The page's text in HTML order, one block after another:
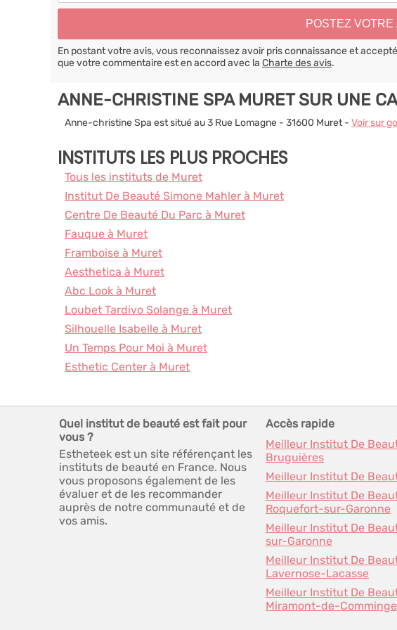
En postant votre avis, vous reconnaissez avoir pris connaissance et
que votre commentaire est en accord avec la Charte des avis.
ANNE-CHRISTINE SPA MURET SUR UNE
Anne-christine Spa est situé au 3 Rue Lomagne - 31600 Muret - Voir sur
INSTITUTS LES PLUS PROCHES
Tous les instituts de Muret
Institut De Beauté Simone Mahler à Muret
Centre De Beauté Du Parc à Muret
Fauque à Muret
Framboise à Muret
Aesthetica à Muret
Abc Look à Muret
Loubet Tardivo Solange à Muret
Silhouelle Isabelle à Muret
Un Temps Pour Moi à Muret
Esthetic Center à Muret
Quel institut de beauté est fait pour
vous ?
Estheteek est un site référençant les
instituts de beauté en France. Nous
vous proposons également de les
évaluer et de les recommander
auprès de notre communauté et de
vos amis.
Accès rapide
Meilleur Institut De
Bruguières
Meilleur Institut De
Meilleur Institut De
Roquefort-sur-Garonne
Meilleur Institut De
sur-Garonne
Meilleur Institut De
Lavernose-Lacasse
Meilleur Institut De
Miramont-de-